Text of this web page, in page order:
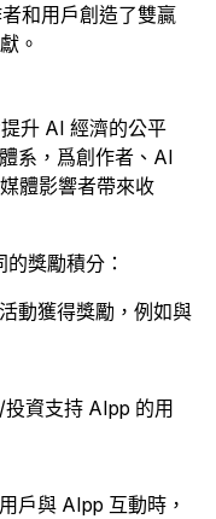
和用戶創造了雙贏
。
升 AI 經濟的公平
系，爲創作者、AI
體影響者帶來收
獎勵積分：
動獲得獎勵，例如與
資支持 AIpp 的用
戶與 AIpp 互動時，